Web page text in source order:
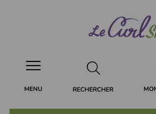
RECHERCHER
MENU